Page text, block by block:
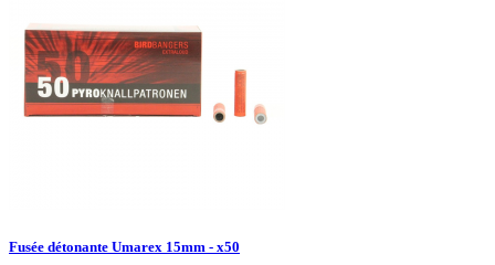
Fusée détonante Umarex 15mm - x50